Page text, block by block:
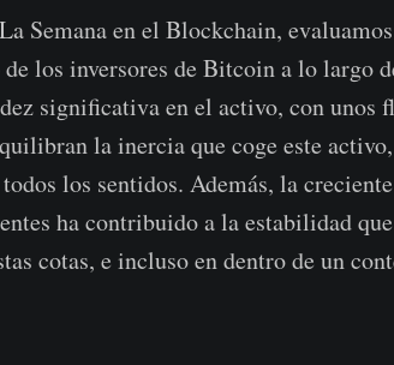
Semana en el Blockchain,
los inversores de Bitcoin a lo largo
significativa en el activo, con unos
la inercia que coge este
los sentidos. Además, la
ha contribuido a la estabilidad
cotas, e incluso en dentro de un